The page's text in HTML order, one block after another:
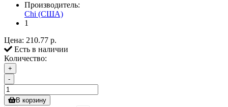
Производитель:
Chi (США)
1
Цена: 210.77 р.
Есть в наличии
Количество:
+
-
В корзину